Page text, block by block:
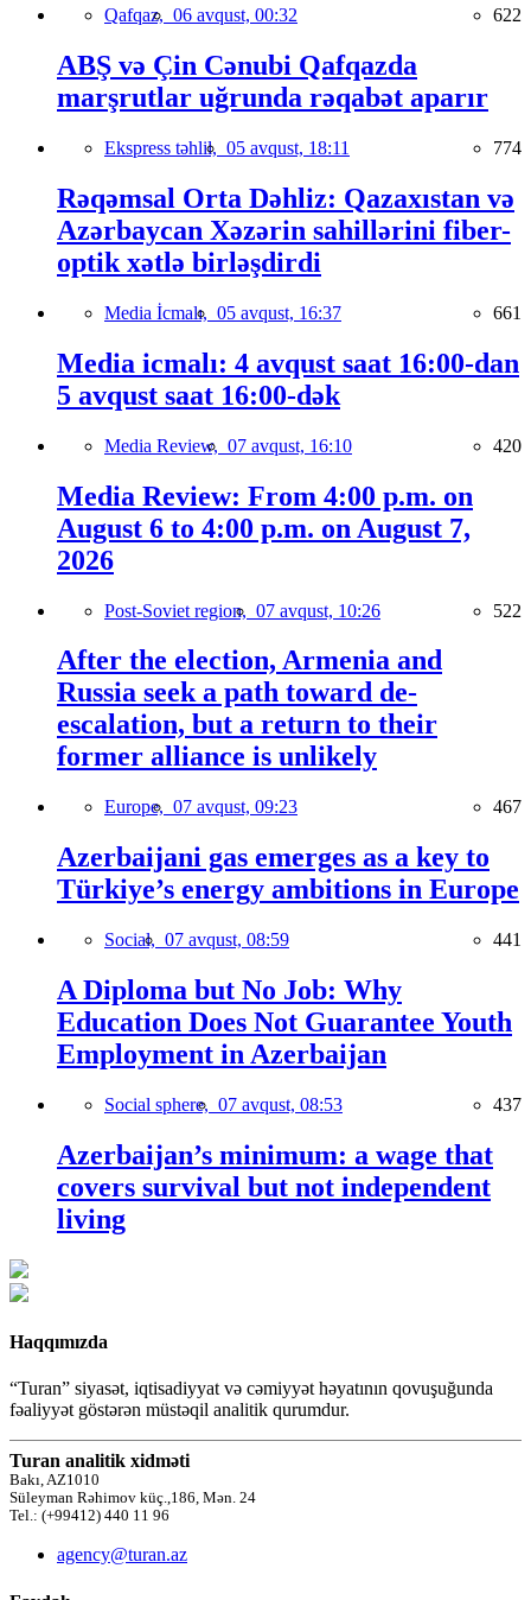
Qafqaz, 06 avqust, 00:32 622
ABŞ və Çin Cənubi Qafqazda
marşrutlar uğrunda rəqabət aparır
Ekspress təhlil, 05 avqust, 18:11 774
Rəqəmsal Orta Dəhliz: Qazaxıstan və
Azərbaycan Xəzərin sahillərini fiber-
optik xətlə birləşdirdi
Media İcmalı, 05 avqust, 16:37 661
Media icmalı: 4 avqust saat 16:00-dan
5 avqust saat 16:00-dək
Media Review, 07 avqust, 16:10 420
Media Review: From 4:00 p.m. on
August 6 to 4:00 p.m. on August 7,
2026
Post-Soviet region, 07 avqust, 10:26 522
After the election, Armenia and
Russia seek a path toward de-
escalation, but a return to their
former alliance is unlikely
Europe, 07 avqust, 09:23 467
Azerbaijani gas emerges as a key to
Türkiye’s energy ambitions in Europe
Social, 07 avqust, 08:59 441
A Diploma but No Job: Why
Education Does Not Guarantee Youth
Employment in Azerbaijan
Social sphere, 07 avqust, 08:53 437
Azerbaijan’s minimum: a wage that
covers survival but not independent
living
Haqqımızda
“Turan” siyasət, iqtisadiyyat və cəmiyyət həyatının qovuşuğunda
fəaliyyət göstərən müstəqil analitik qurumdur.
Turan analitik xidməti
Bakı, AZ1010
Süleyman Rəhimov küç.,186, Mən. 24
Tel.: (+99412) 440 11 96
agency@turan.az